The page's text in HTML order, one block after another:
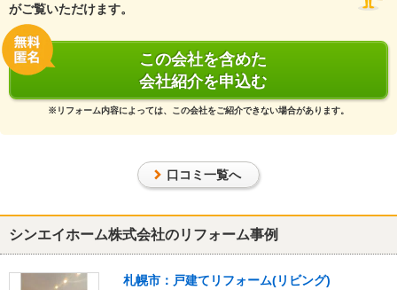
今回のリフォームは家全体でも水回りでもなく、部屋の改装でし
た。見積もり依頼から、完成まで困った事は一切無かったです。親
切で丁寧な対応でした。話し合いから日数が経ち、少し忘れてしま
った事を質問しても、的確な返信が早く来ます。見積もりも項目毎
に細かく、その内容について質問しても、嫌な顔せず教えてくれま
すし、壁紙選びも、まるで自分の部屋の壁紙を選ぶかのように色々
めてにこちらの会社を選べて良かったです。
ありがとうございました！
この会社に決めた理由
数社に部屋を見ていただいて、見積もりを依頼しましたが、1番早く
驚きました。他社の見積もり内容と比べて少し値は上でしたが、見
がご覧いただけます。
この会社を含めた
会社紹介を申込む
※リフォーム内容によっては、この会社をご紹介できない場合があります。
口コミ一覧へ
シンエイホーム株式会社のリフォーム事例
札幌市：戸建てリフォーム(リビング)